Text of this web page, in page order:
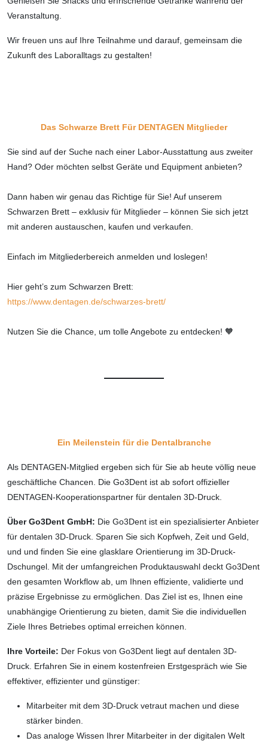
Veranstaltung.
Wir freuen uns auf Ihre Teilnahme und darauf, gemeinsam die
Zukunft des Laboralltags zu gestalten!
Das Schwarze Brett Für DENTAGEN Mitglieder
Sie sind auf der Suche nach einer Labor-Ausstattung aus zweiter
Hand? Oder möchten selbst Geräte und Equipment anbieten?
Dann haben wir genau das Richtige für Sie! Auf unserem
Schwarzen Brett – exklusiv für Mitglieder – können Sie sich jetzt
mit anderen austauschen, kaufen und verkaufen.
Einfach im Mitgliederbereich anmelden und loslegen!
Hier geht’s zum Schwarzen Brett:
https://www.dentagen.de/schwarzes-brett/
Nutzen Sie die Chance, um tolle Angebote zu entdecken! 🧡
Ein Meilenstein für die Dentalbranche
Als DENTAGEN-Mitglied ergeben sich für Sie ab heute völlig neue
geschäftliche Chancen. Die Go3Dent ist ab sofort offizieller
DENTAGEN-Kooperationspartner für dentalen 3D-Druck.
Über Go3Dent GmbH: Die Go3Dent ist ein spezialisierter Anbieter
für dentalen 3D-Druck. Sparen Sie sich Kopfweh, Zeit und Geld,
und und finden Sie eine glasklare Orientierung im 3D-Druck-
Dschungel. Mit der umfangreichen Produktauswahl deckt Go3Dent
den gesamten Workflow ab, um Ihnen effiziente, validierte und
präzise Ergebnisse zu ermöglichen. Das Ziel ist es, Ihnen eine
unabhängige Orientierung zu bieten, damit Sie die individuellen
Ziele Ihres Betriebes optimal erreichen können.
Ihre Vorteile: Der Fokus von Go3Dent liegt auf dentalen 3D-
Druck. Erfahren Sie in einem kostenfreien Erstgespräch wie Sie
effektiver, effizienter und günstiger:
Mitarbeiter mit dem 3D-Druck vetraut machen und diese
stärker binden.
Das analoge Wissen Ihrer Mitarbeiter in der digitalen Welt